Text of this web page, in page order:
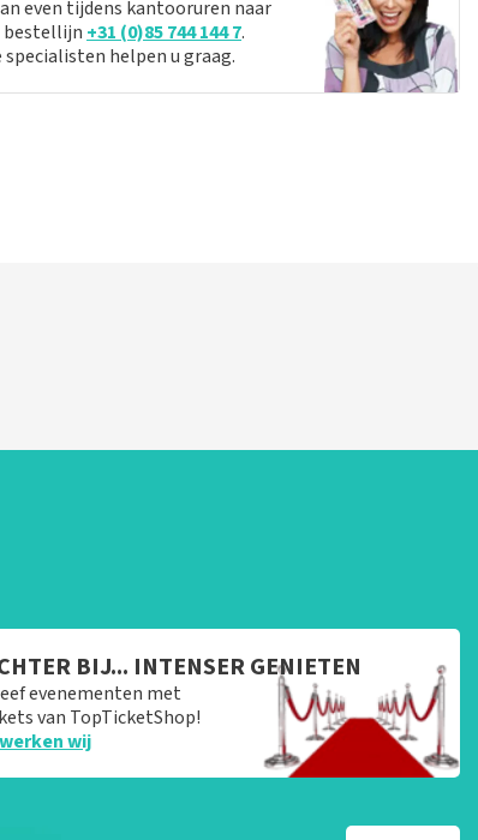
even tijdens kantooruren naar
bestellijn +31 (0)85 744 144 7.
specialisten helpen u graag.
BIJ... INTENSER GENIETEN
evenementen met
van TopTicketShop!
wij